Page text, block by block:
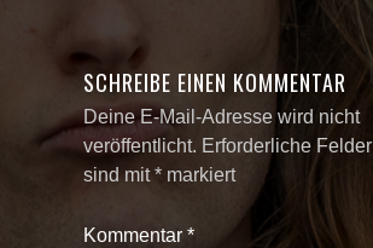
SCHREIBE EINEN KOMMENTAR
Deine E-Mail-Adresse wird nicht
veröffentlicht. Erforderliche Felder
sind mit* markiert
Kommentar *